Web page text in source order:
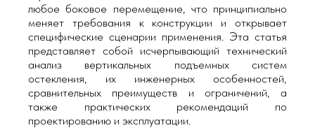
любое боковое перемещение, что принципиально
меняет требования к конструкции и открывает
специфические сценарии применения. Эта статья
представляет собой исчерпывающий технический
анализ вертикальных подъемных систем
остекления, их инженерных особенностей,
сравнительных преимуществ и ограничений, а
также практических рекомендаций по
проектированию и эксплуатации.